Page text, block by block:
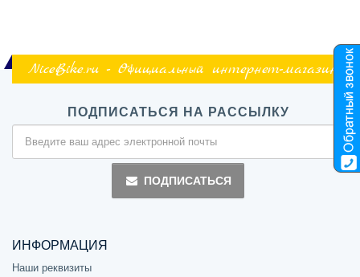
NiceBike.ru - Официальный интернет-магазин
ПОДПИСАТЬСЯ НА РАССЫЛКУ
ПОДПИСАТЬСЯ
ИНФОРМАЦИЯ
Наши реквизиты